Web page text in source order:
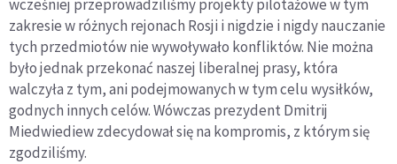
wcześniej przeprowadziliśmy projekty pilotażowe w tym
zakresie w różnych rejonach Rosji i nigdzie i nigdy nauczanie
tych przedmiotów nie wywoływało konfliktów. Nie można
było jednak przekonać naszej liberalnej prasy, która
walczyła z tym, ani podejmowanych w tym celu wysiłków,
godnych innych celów. Wówczas prezydent Dmitrij
Miedwiediew zdecydował się na kompromis, z którym się
zgodziliśmy.